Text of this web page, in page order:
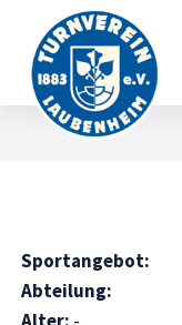
Sportangebot:
Abteilung: